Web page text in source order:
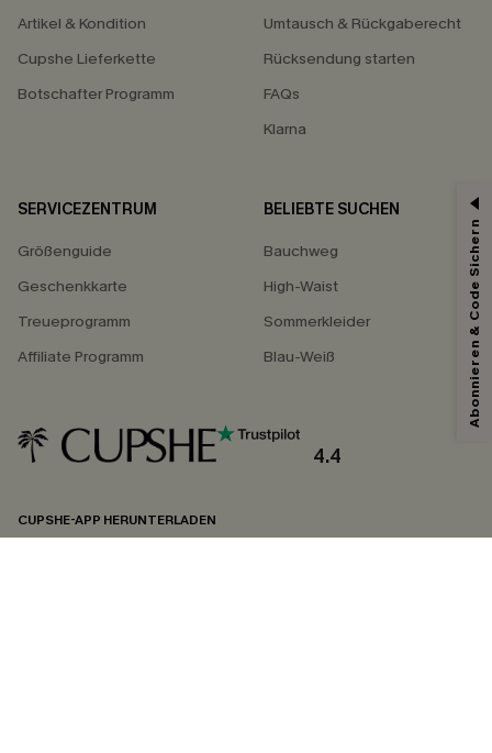
Artikel & Kondition
Cupshe Lieferkette
Botschafter Programm
Umtausch & Rückgaberecht
Rücksendung starten
FAQs
Klarna
SERVICEZENTRUM
Größenguide
Geschenkkarte
Treueprogramm
Affiliate Programm
BELIEBTE SUCHEN
Bauchweg
High-Waist
Sommerkleider
Blau-Weiß
4.4
CUPSHE-APP HERUNTERLADEN
Abonnieren & Code Sichern